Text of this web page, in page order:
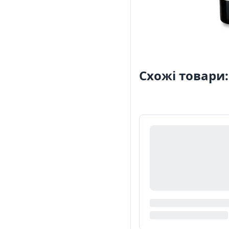
Схожі товари: